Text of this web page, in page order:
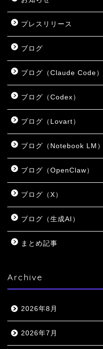
プレスリリース
ブログ
ブログ（Claude Code）
ブログ（Codex）
ブログ（Lovart）
ブログ（Notebook LM）
ブログ（OpenClaw）
ブログ（X）
ブログ（生成AI）
まとめ記事
Archive
2026年8月
2026年7月